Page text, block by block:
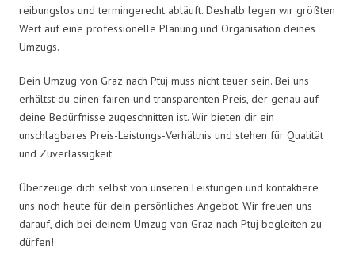
reibungslos und termingerecht abläuft. Deshalb legen wir größten
Wert auf eine professionelle Planung und Organisation deines
Umzugs.
Dein Umzug von Graz nach Ptuj muss nicht teuer sein. Bei uns
erhältst du einen fairen und transparenten Preis, der genau auf
deine Bedürfnisse zugeschnitten ist. Wir bieten dir ein
unschlagbares Preis-Leistungs-Verhältnis und stehen für Qualität
und Zuverlässigkeit.
Überzeuge dich selbst von unseren Leistungen und kontaktiere
uns noch heute für dein persönliches Angebot. Wir freuen uns
darauf, dich bei deinem Umzug von Graz nach Ptuj begleiten zu
dürfen!